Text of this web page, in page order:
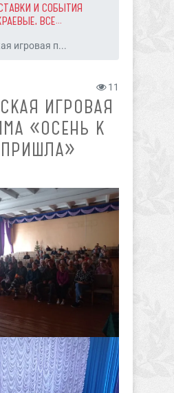
И СОБЫТИЯ
ВСЕ...
игровая п...
11
ИГРОВАЯ
«ОСЕНЬ К